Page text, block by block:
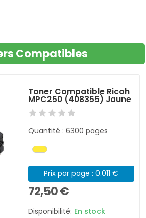
Compatibles
Toner Compatible Ricoh
MPC250 (408355) Jaune
Quantité : 6300 pages
Prix par page : 0.011 €
72,50 €
Disponibilité: En stock